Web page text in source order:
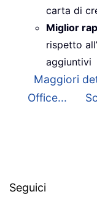
carta di
Miglior
rispetto
aggiuntivi
Maggiori
Office...
Seguici